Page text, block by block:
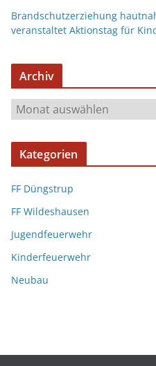
Brandschutzerziehung
veranstaltet Aktionstag für
Archiv
Kategorien
FF Düngstrup
FF Wildeshausen
Jugendfeuerwehr
Kinderfeuerwehr
Neubau